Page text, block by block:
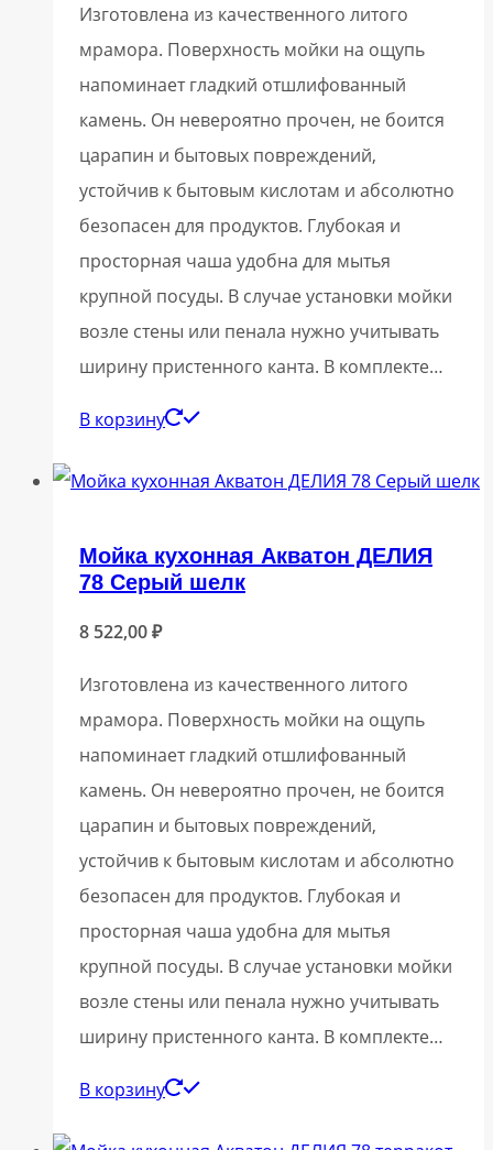
Изготовлена из качественного литого
мрамора. Поверхность мойки на ощупь
напоминает гладкий отшлифованный
камень. Он невероятно прочен, не боится
царапин и бытовых повреждений,
устойчив к бытовым кислотам и абсолютно
безопасен для продуктов. Глубокая и
просторная чаша удобна для мытья
крупной посуды. В случае установки мойки
возле стены или пенала нужно учитывать
ширину пристенного канта. В комплекте…
В корзину
Мойка кухонная Акватон ДЕЛИЯ
78 Серый шелк
8 522,00₽
Изготовлена из качественного литого
мрамора. Поверхность мойки на ощупь
напоминает гладкий отшлифованный
камень. Он невероятно прочен, не боится
царапин и бытовых повреждений,
устойчив к бытовым кислотам и абсолютно
безопасен для продуктов. Глубокая и
просторная чаша удобна для мытья
крупной посуды. В случае установки мойки
возле стены или пенала нужно учитывать
ширину пристенного канта. В комплекте…
В корзину